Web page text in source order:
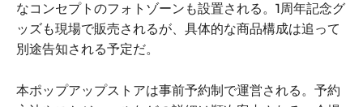
なコンセプトのフォトゾーンも設置される。1周年記念グ
ッズも現場で販売されるが、具体的な商品構成は追って
別途告知される予定だ。
本ポップアップストアは事前予約制で運営される。予約